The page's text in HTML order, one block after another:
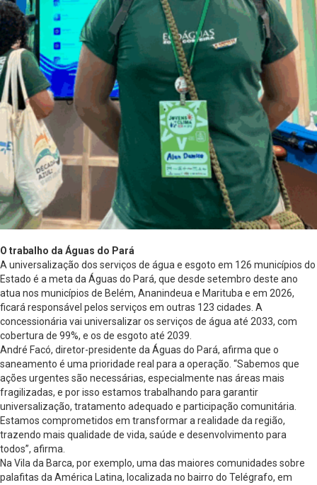
O trabalho da Águas do Pará
A universalização dos serviços de água e esgoto em 126 municípios do
Estado é a meta da Águas do Pará, que desde setembro deste ano
atua nos municípios de Belém, Ananindeua e Marituba e em 2026,
ficará responsável pelos serviços em outras 123 cidades. A
concessionária vai universalizar os serviços de água até 2033, com
cobertura de 99%, e os de esgoto até 2039.
André Facó, diretor-presidente da Águas do Pará, afirma que o
saneamento é uma prioridade real para a operação. “Sabemos que
ações urgentes são necessárias, especialmente nas áreas mais
fragilizadas, e por isso estamos trabalhando para garantir
universalização, tratamento adequado e participação comunitária.
Estamos comprometidos em transformar a realidade da região,
trazendo mais qualidade de vida, saúde e desenvolvimento para
todos”, afirma.
Na Vila da Barca, por exemplo, uma das maiores comunidades sobre
palafitas da América Latina, localizada no bairro do Telégrafo, em